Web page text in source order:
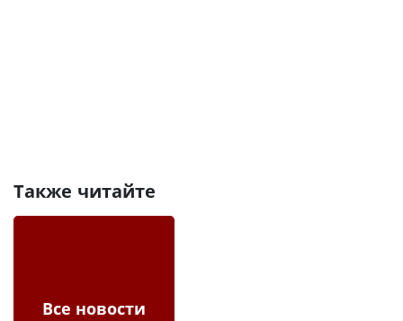
Также читайте
Все новости